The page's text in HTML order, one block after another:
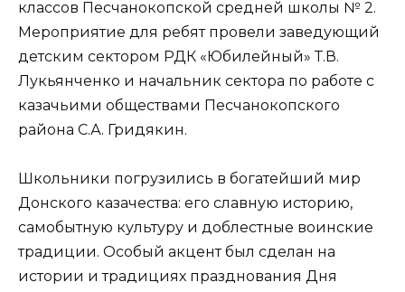
классов Песчанокопской средней школы № 2.
Мероприятие для ребят провели заведующий
детским сектором РДК «Юбилейный» Т.В.
Лукьянченко и начальник сектора по работе с
казачьими обществами Песчанокопского
района С.А. Гридякин.
Школьники погрузились в богатейший мир
Донского казачества: его славную историю,
самобытную культуру и доблестные воинские
традиции. Особый акцент был сделан на
истории и традициях празднования Дня